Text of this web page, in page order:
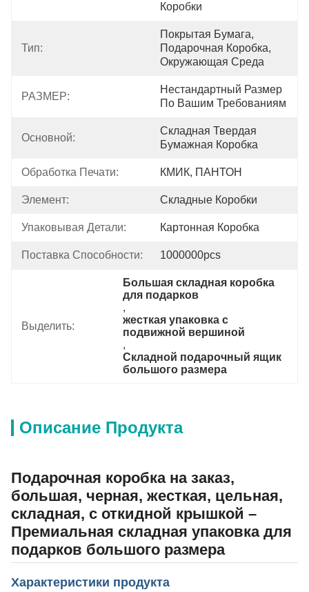
Коробки
Тип:
Покрытая Бумага,
Подарочная Коробка,
Окружающая Среда
РАЗМЕР:
Нестандартный Размер
По Вашим Требованиям
Основной:
Складная Твердая
Бумажная Коробка
Обработка Печати: КМИК, ПАНТОН
Элемент: Складные Коробки
Упаковывая Детали: Картонная Коробка
Поставка Способности: 1000000pcs
Выделить:
Большая складная коробка
для подарков
,
жесткая упаковка с
подвижной вершиной
,
Складной подарочный ящик
большого размера
Описание Продукта
Подарочная коробка на заказ,
большая, черная, жесткая, цельная,
складная, с откидной крышкой –
Премиальная складная упаковка для
подарков большого размера
Характеристики продукта